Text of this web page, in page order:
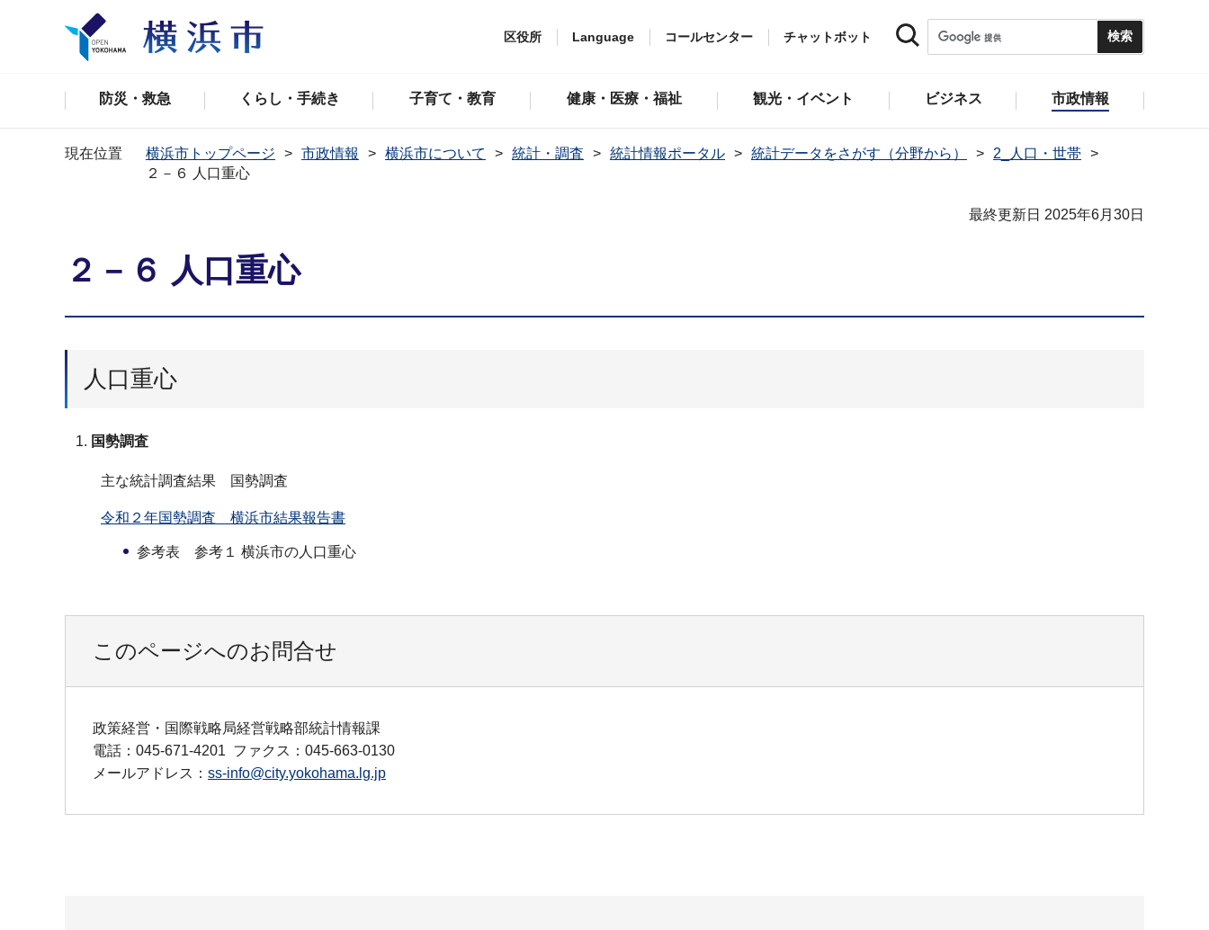
区役所 Language コールセンター チャットボット
防災・救急 くらし・手続き 子育て・教育 健康・医療・福祉 観光・イベント ビジネス 市政情報
現在位置 横浜市トップページ 市政情報 横浜市について 統計・調査 統計情報ポータル 統計データをさがす（分野から）
2_人口・世帯
２－６ 人口重心
最終更新日 2025年6月30日
２－６ 人口重心
人口重心
国勢調査
主な統計調査結果 国勢調査
令和２年国勢調査 横浜市結果報告書
参考表 参考１ 横浜市の人口重心
このページへのお問合せ
政策経営・国際戦略局経営戦略部統計情報課
電話：045-671-4201 ファクス：045-663-0130
メールアドレス： ss-info@city.yokohama.lg.jp